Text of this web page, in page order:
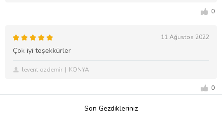
0
11 Ağustos 2022
Çok iyi teşekkürler
levent ozdemir KONYA
0
Son Gezdikleriniz